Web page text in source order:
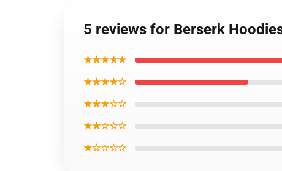
5 reviews for Berserk
★★★★★
★★★★☆
★★★☆☆
★★☆☆☆
★☆☆☆☆